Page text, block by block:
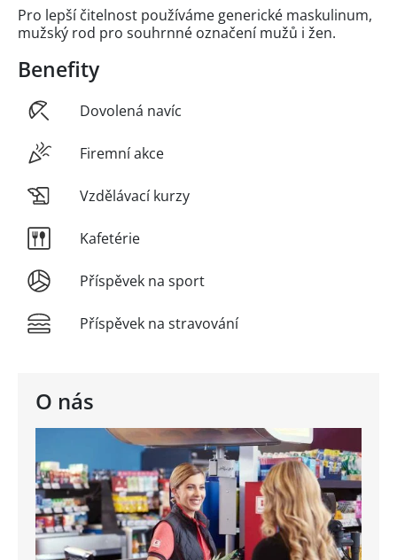
O nás
Pro lepší čitelnost používáme generické maskulinum,
mužský rod pro souhrnné označení mužů i žen.
Benefity
Dovolená navíc
Firemní akce
Vzdělávací kurzy
Kafetérie
Příspěvek na sport
Příspěvek na stravování